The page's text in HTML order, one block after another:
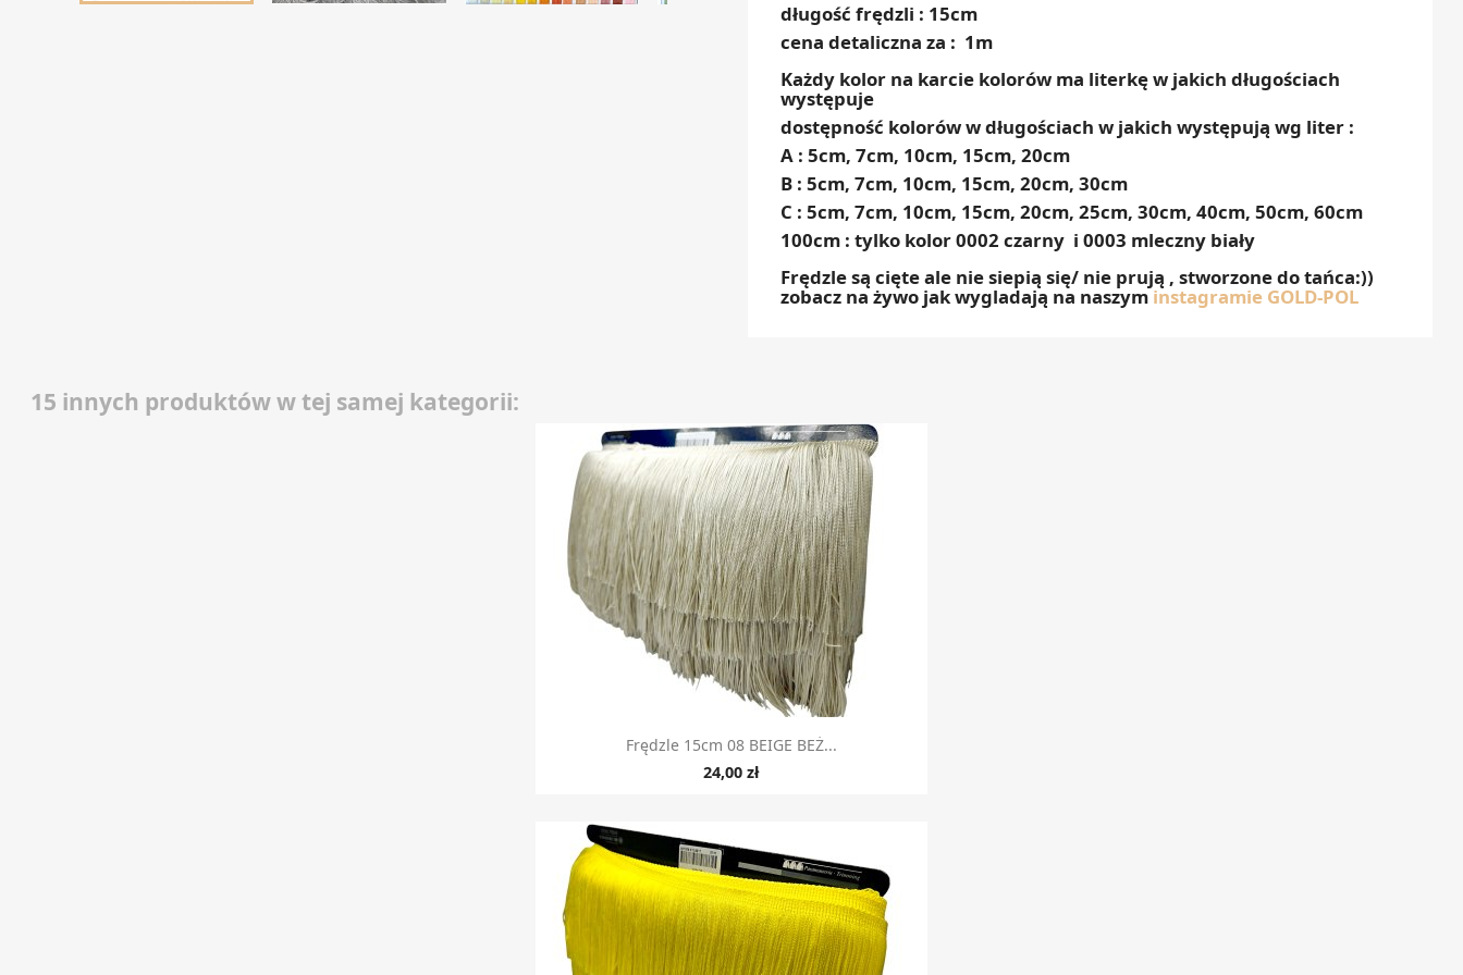
długość frędzli : 15cm
cena detaliczna za : 1m
Każdy kolor na karcie kolorów ma literkę w jakich długościach
występuje
dostępność kolorów w długościach w jakich występują wg liter :
A : 5cm, 7cm, 10cm, 15cm, 20cm
B : 5cm, 7cm, 10cm, 15cm, 20cm, 30cm
C : 5cm, 7cm, 10cm, 15cm, 20cm, 25cm, 30cm, 40cm, 50cm, 60cm
100cm : tylko kolor 0002 czarny i 0003 mleczny biały
Frędzle są cięte ale nie siepią się/ nie prują , stworzone do tańca:))
zobacz na żywo jak wygladają na naszyminstagramie GOLD-POL
15 innych produktów w tej samej kategorii:
 Szybki podgląd
Frędzle 15cm 08 BEIGE BEŻ...
24,00 zł